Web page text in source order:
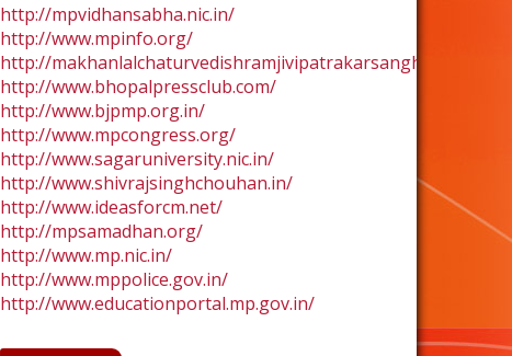
http://mpvidhansabha.nic.in/
http://www.mpinfo.org/
http://makhanlalchaturvedishramjivipatrakarsangh.com/
http://www.bhopalpressclub.com/
http://www.bjpmp.org.in/
http://www.mpcongress.org/
http://www.sagaruniversity.nic.in/
http://www.shivrajsinghchouhan.in/
http://www.ideasforcm.net/
http://mpsamadhan.org/
http://www.mp.nic.in/
http://www.mppolice.gov.in/
http://www.educationportal.mp.gov.in/